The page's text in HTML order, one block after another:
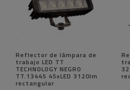
Reflector de lámpara de
trabajo LED TT
TECHNOLOGY NEGRO
TT.13445 45xLED 3120lm
rectangular